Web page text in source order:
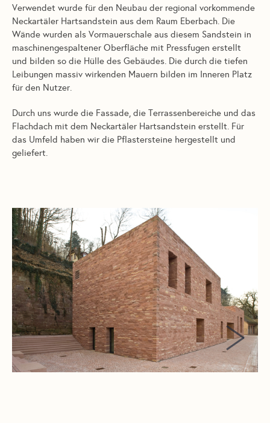
Verwendet wurde für den Neubau der regional vorkommende
Neckartäler Hartsandstein aus dem Raum Eberbach. Die
Wände wurden als Vormauerschale aus diesem Sandstein in
maschinengespaltener Oberfläche mit Pressfugen erstellt
und bilden so die Hülle des Gebäudes. Die durch die tiefen
Leibungen massiv wirkenden Mauern bilden im Inneren Platz
für den Nutzer.
Durch uns wurde die Fassade, die Terrassenbereiche und das
Flachdach mit dem Neckartäler Hartsandstein erstellt. Für
das Umfeld haben wir die Pflastersteine hergestellt und
geliefert.